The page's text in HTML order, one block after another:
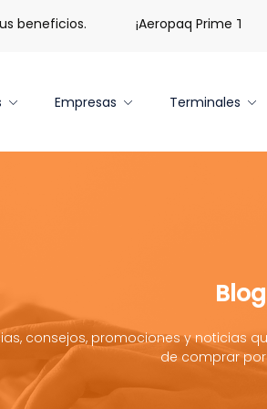
¡Aeropaq Prime TE DA MÁS!
Empresas Terminales
Blog
consejos, promociones y noticias
de comprar por